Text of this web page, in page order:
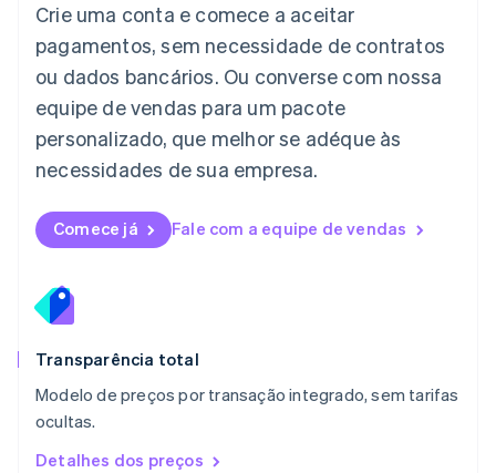
Crie uma conta e comece a aceitar
pagamentos, sem necessidade de contratos
ou dados bancários. Ou converse com nossa
equipe de vendas para um pacote
personalizado, que melhor se adéque às
necessidades de sua empresa.
Comece já Fale com a equipe de vendas
Transparência total
Modelo de preços por transação integrado, sem tarifas
ocultas.
Detalhes dos preços
Liechtenstein
DeutschEnglish
Lituânia
English
Luxemburgo
FrançaisDeutsch English
English简体中文
English
México
Noruega
English
English
NederlandsEnglish
Polônia
English